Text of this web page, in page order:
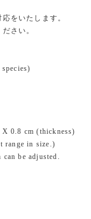
をいたします。
さい。
0.8 cm (thickness)
range in size.)
be adjusted.